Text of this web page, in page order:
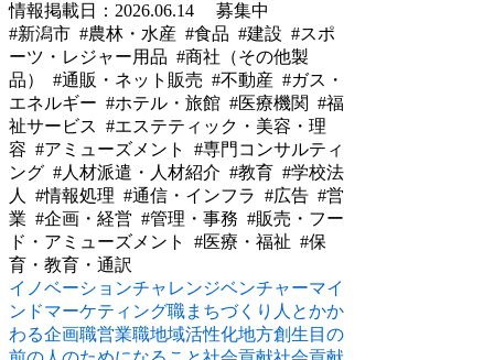
情報掲載日：2026.06.14 募集中
#新潟市 #農林・水産 #食品 #建設 #スポ
ーツ・レジャー用品 #商社（その他製
品） #通販・ネット販売 #不動産 #ガス・
エネルギー #ホテル・旅館 #医療機関 #福
祉サービス #エステティック・美容・理
容 #アミューズメント #専門コンサルティ
ング #人材派遣・人材紹介 #教育 #学校法
人 #情報処理 #通信・インフラ #広告 #営
業 #企画・経営 #管理・事務 #販売・フー
ド・アミューズメント #医療・福祉 #保
育・教育・通訳
イノベーションチャレンジベンチャーマイ
ンドマーケティング職まちづくり 人とかか
わる企画職営業職地域活性化地方創生 目の